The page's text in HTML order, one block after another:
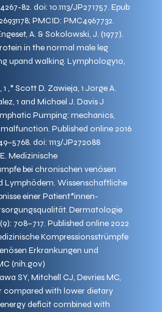
82. doi: 10.1113/JP271757. Epub
PMCID: PMC4967732.
A. & Sokolowski, J. (1977).
in the normal male leg
upand walking. Lymphology10,
,* Scott D. Zawieja, 1 Jorge A.
1 and Michael J. Davis J
Pumping: mechanics,
Published online 2016
doi: 1113/JP272088
Medizinische
bei chronischen venösen
Lymphödem. Wissenschaftliche
einer Patient*innen-
Dermatologie
708–717. Published online 2022
Kompressionsstrümpfe
Erkrankungen und
(nih.gov)
SY, Mitchell CJ, Devries MC,
compared with lower dietary
deficit combined with